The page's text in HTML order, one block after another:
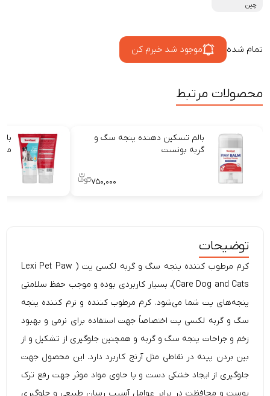
چین
تمام شده موجود شد خبرم کن
محصولات مرتبط
بالم تسکین دهنده پنجه سگ و
گربه بونست
۷۵۰,۰۰۰
توضیحات
کرم مرطوب کننده پنجه سگ و گربه لکسی پت ( Lexi Pet Paw
Care Dog and Cats)، بسیار کاربردی بوده و موجب حفظ سلامتی
پنجه‌های پت شما می‌شود. کرم مرطوب کننده و نرم کننده پنجه
سگ و گربه لکسی پت اختصاصاً جهت استفاده برای نرمی و بهبود
زخم و جراحات پنجه سگ و گربه و همچنین جلوگیری از تشکیل و از
بین بردن پینه در نقاطی مثل آرنج کاربرد دارد. این محصول جهت
جلوگیری از ایجاد خشکی دست و پا حاوی مواد موثر جهت رفع ترک
پوست و محافظت در برابر عوامل آسیب رسان طبیعی و جلوگیری